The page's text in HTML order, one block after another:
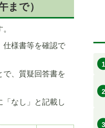
まで）
仕様書等を確認で
で、質疑回答書を
なし」と記載し